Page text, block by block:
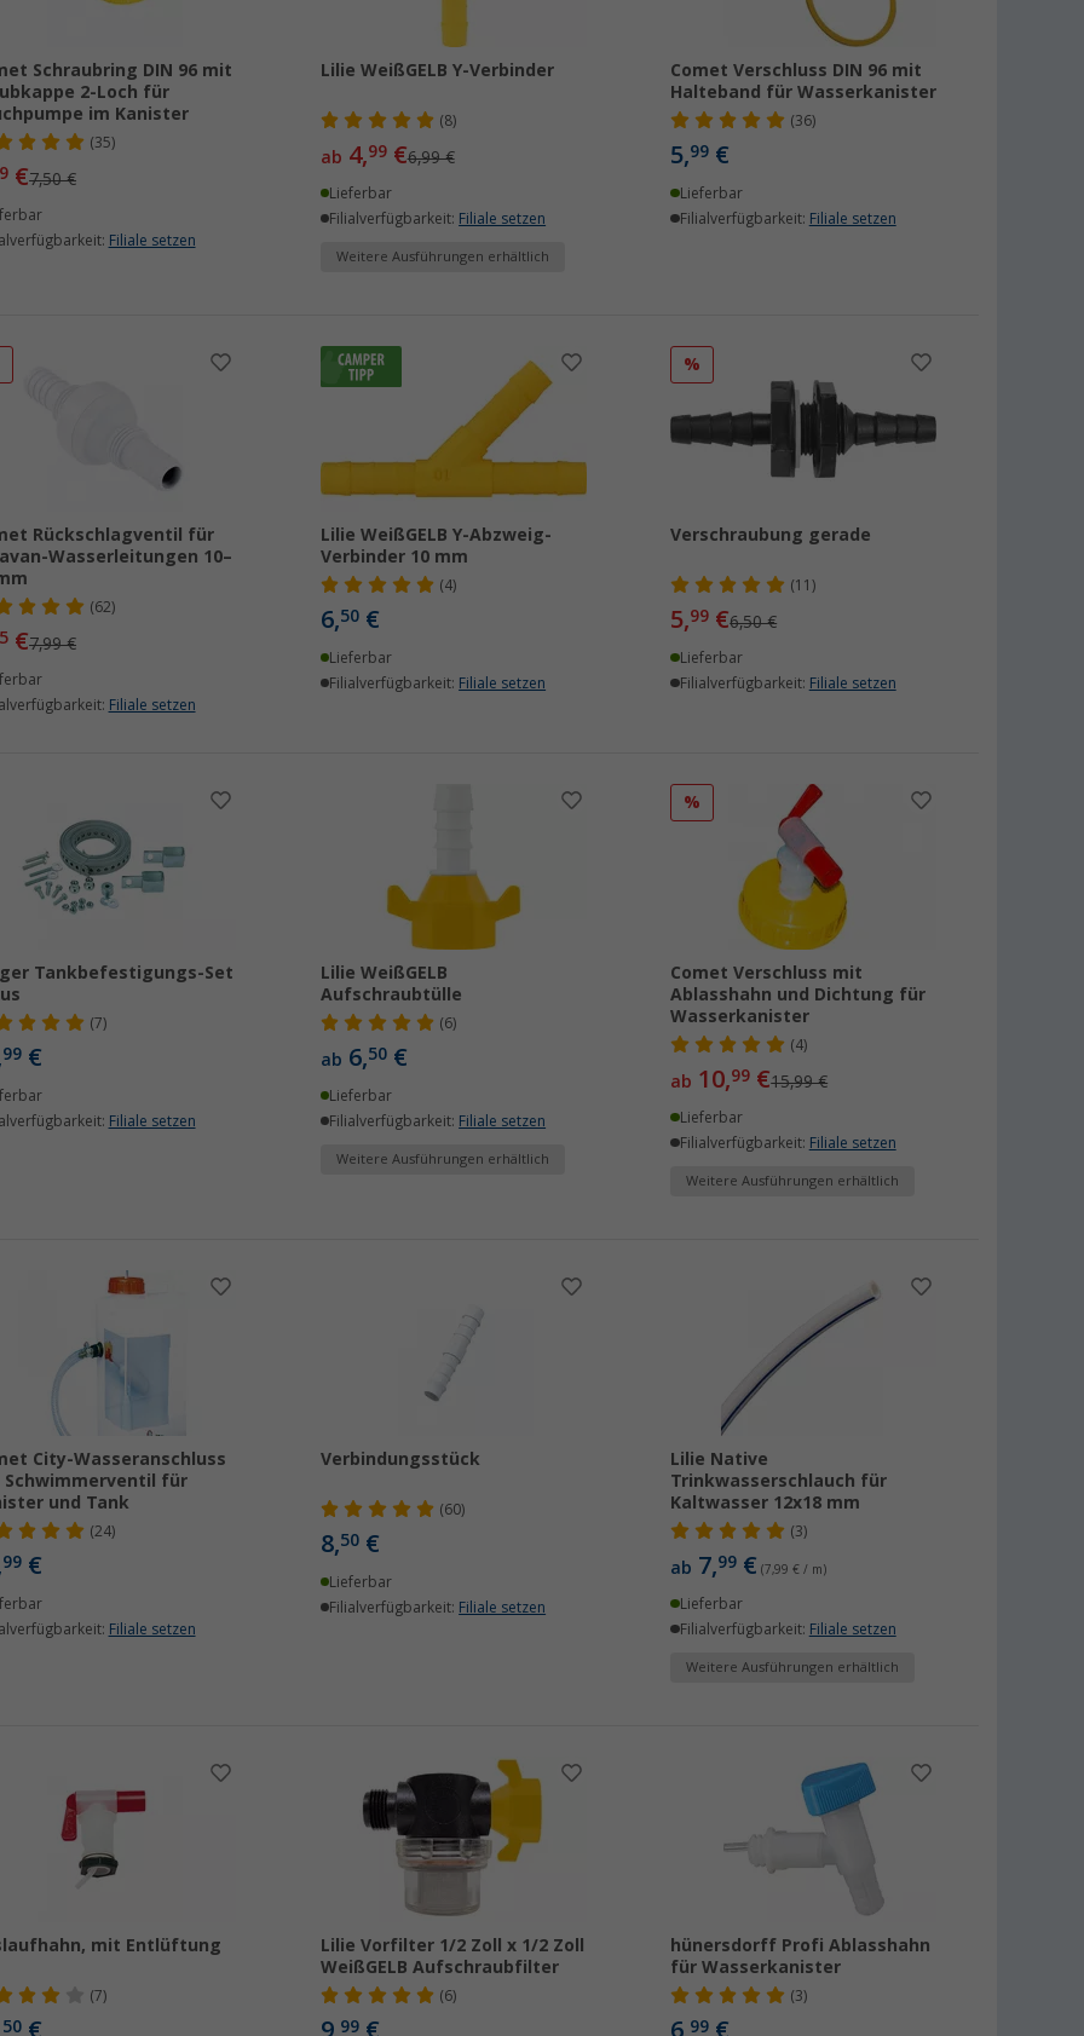
Schraubring DIN 96 mit
2-Loch für
im Kanister
(35)
€7,50 €
Filiale setzen
Lilie WeißGELB Y-Verbinder
(8)
ab 4,99€6,99 €
Lieferbar
Filialverfügbarkeit: Filiale setzen
Weitere Ausführungen erhältlich
Comet Verschluss DIN 96 mit
Halteband für Wasserkanister
(36)
5,99 €
Lieferbar
Filialverfügbarkeit: Filiale setzen
Rückschlagventil für
Wasserleitungen 10–
(62)
€7,99 €
Filiale setzen
Lilie WeißGELB Y-Abzweig-
Verbinder 10 mm
(4)
6,50€
Lieferbar
Filialverfügbarkeit: Filiale setzen
%
Verschraubung gerade
(11)
5,99 €6,50 €
Lieferbar
Filialverfügbarkeit: Filiale setzen
Tankbefestigungs-Set
(7)
99 €
Filiale setzen
Lilie WeißGELB
Aufschraubtülle
(6)
ab 6,50€
Lieferbar
Filialverfügbarkeit: Filiale setzen
Weitere Ausführungen erhältlich
%
Comet Verschluss mit
Ablasshahn und Dichtung für
Wasserkanister
(4)
ab 10,99 €15,99 €
Lieferbar
Filialverfügbarkeit: Filiale setzen
Weitere Ausführungen erhältlich
City-Wasseranschluss
Schwimmerventil für
und Tank
(24)
99 €
Filiale setzen
Verbindungsstück
(60)
8,50€
Lieferbar
Filialverfügbarkeit: Filiale setzen
Lilie Native
Trinkwasserschlauch für
Kaltwasser 12x18 mm
(3)
ab 7,99 € (7,99 € / m)
Lieferbar
Filialverfügbarkeit: Filiale setzen
Weitere Ausführungen erhältlich
mit Entlüftung
(7)
50 €
Lilie Vorfilter 1/2 Zoll x 1/2 Zoll
WeißGELB Aufschraubfilter
(6)
9, 99€
hünersdorff Profi Ablasshahn
für Wasserkanister
(3)
6, 99 €